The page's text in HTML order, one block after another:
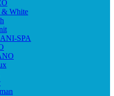
White
SPA